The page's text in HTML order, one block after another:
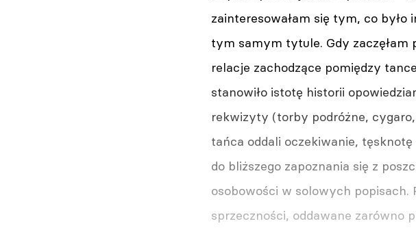
zainteresowałam się tym, co
tym samym tytule. Gdy zaczęłam
relacje zachodzące pomiędzy
stanowiło istotę historii
rekwizyty (torby podróżne, cygaro,
tańca oddali oczekiwanie,
do bliższego zapoznania się z
osobowości w solowych popisach.
sprzeczności, oddawane zarówno